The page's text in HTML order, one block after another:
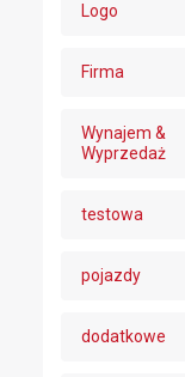
Logo
Firma
Wynajem &
Wyprzedaż
testowa
pojazdy
dodatkowe